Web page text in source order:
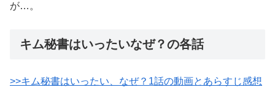
が…。
キム秘書はいったいなぜ？の各話
>>キム秘書はいったい、なぜ？1話の動画とあらすじ感想